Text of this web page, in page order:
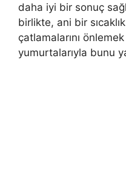
daha iyi bir sonuç
birlikte, ani bir
çatlamalarını önlemek
yumurtalarıyla bunu